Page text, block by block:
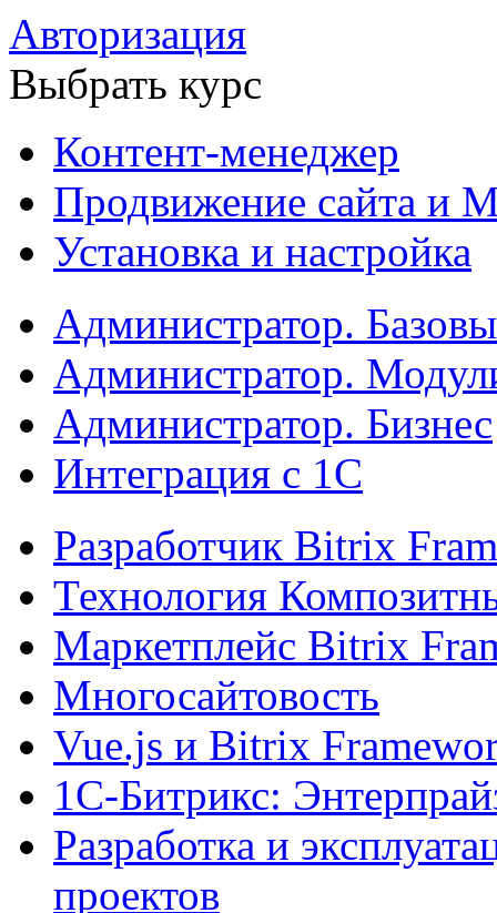
Авторизация
Выбрать курс
Контент-менеджер
Продвижение сайта и
Установка и настройка
Администратор.
Администратор.
Администратор. Бизнес
Интеграция с 1С
Разработчик Bitrix
Технология
Маркетплейс Bitrix
Многосайтовость
Vue.js и Bitrix
1С-Битрикс:
Разработка и
проектов